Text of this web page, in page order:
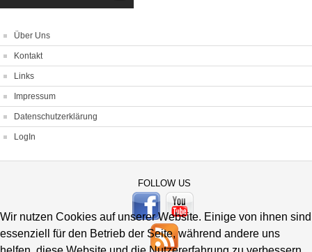
Über Uns
Kontakt
Links
Impressum
Datenschutzerklärung
LogIn
FOLLOW US
Wir nutzen Cookies auf unserer Website. Einige von ihnen sind
essenziell für den Betrieb der Seite, während andere uns